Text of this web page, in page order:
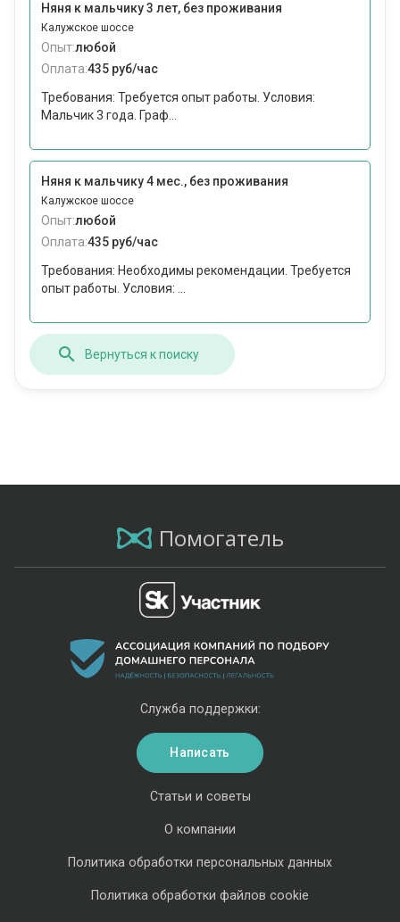
Няня к мальчику 3 лет, без проживания
Калужское шоссе
Опыт:любой
Оплата:435 руб/час
Требования: Требуется опыт работы. Условия:
Мальчик 3 года. Граф...
Няня к мальчику 4 мес., без проживания
Калужское шоссе
Опыт:любой
Оплата:435 руб/час
Требования: Необходимы рекомендации. Требуется
опыт работы. Условия: ...
Вернуться к поиску
Помогатель
Статьи и советы
О компании
Политика обработки персональных данных
Политика обработки файлов cookie
Служба поддержки:
Написать